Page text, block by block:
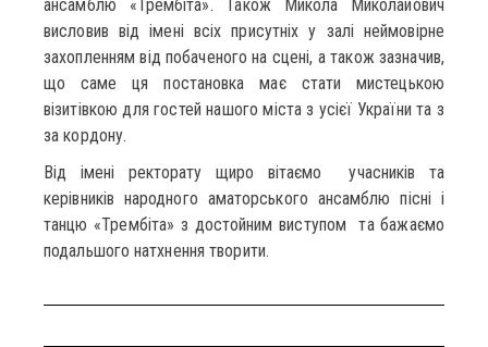
ансамблю «Трембіта». Також Микола Миколайович
висловив від імені всіх присутніх у залі неймовірне
захопленням від побаченого на сцені, а також зазначив,
що саме ця постановка має стати мистецькою
візитівкою для гостей нашого міста з усієї України та з
за кордону.
Від імені ректорату щиро вітаємо учасників та
керівників народного аматорського ансамблю пісні і
танцю «Трембіта» з достойним виступом та бажаємо
подальшого натхнення творити.